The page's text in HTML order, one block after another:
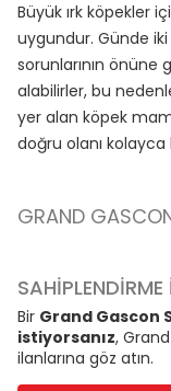
Büyük ırk köpekler
uygundur. Günde
sorunlarının önüne
alabilirler, bu
yer alan köpek
doğru olanı kolayca
GRAND
SAHİPLENDİRME
Bir Grand Gascon
istiyorsanız,
ilanlarına göz atın.